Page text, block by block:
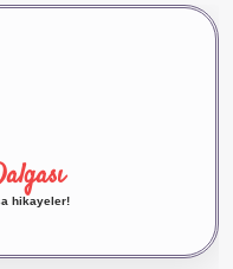
hikayeler!